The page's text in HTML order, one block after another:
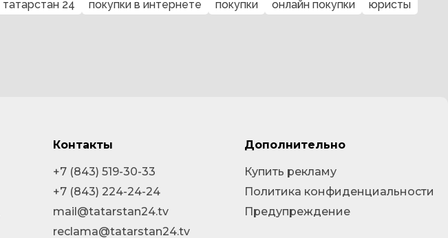
татарстан 24 покупки в интернете покупки онлайн покупки юристы
Контакты
+7 (843) 519-30-33
+7 (843) 224-24-24
mail@tatarstan24.tv
reclama@tatarstan24.tv
Дополнительно
Купить рекламу
Политика конфиденциальности
Предупреждение